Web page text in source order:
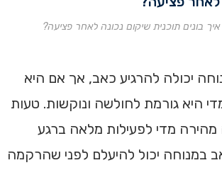
איך בונים תוכנית שיקום נכונה לאחר פציעה?
יכולה להרגיע כאב, אך אם היא
היא גורמת לחולשה ונוקשות. טעות
מהירה מדי לפעילות מלאה ברגע
במנוחה יכול להיעלם לפני שהרקמה